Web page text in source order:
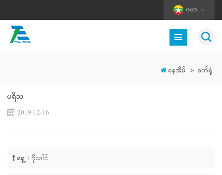
ဗမာ
နေအိမ် > စက်ရုံ
ပရိသ
2019-12-16
ရှေ့ : ဂိုဒေါင်